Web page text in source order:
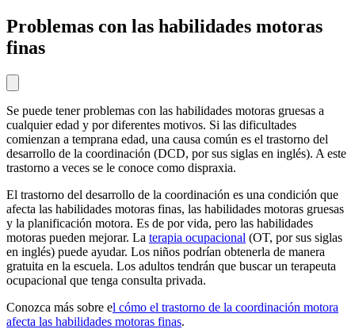
Problemas con las habilidades motoras
finas
Se puede tener problemas con las habilidades motoras gruesas a
cualquier edad y por diferentes motivos. Si las dificultades
comienzan a temprana edad, una causa común es el trastorno del
desarrollo de la coordinación (DCD, por sus siglas en inglés). A este
trastorno a veces se le conoce como dispraxia.
El trastorno del desarrollo de la coordinación es una condición que
afecta las habilidades motoras finas, las habilidades motoras gruesas
y la planificación motora. Es de por vida, pero las habilidades
motoras pueden mejorar. La terapia ocupacional (OT, por sus siglas
en inglés) puede ayudar. Los niños podrían obtenerla de manera
gratuita en la escuela. Los adultos tendrán que buscar un terapeuta
ocupacional que tenga consulta privada.
Conozca más sobre el cómo el trastorno de la coordinación motora
afecta las habilidades motoras finas.